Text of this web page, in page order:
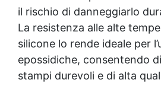
modelli dettagliati Gomma
complessi Gomma
complessi Gomma siliconica
Gomma siliconica per
siliconica per modelli artistici
per modelli durevoli Gomma
dettagliati Gomma
il rischio di danneggiarlo
La resistenza alle alte
silicone lo rende ideale per
epossidiche, consentendo
stampi durevoli e di alta